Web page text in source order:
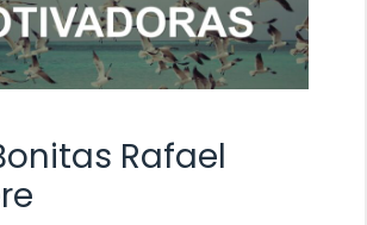
Rafael